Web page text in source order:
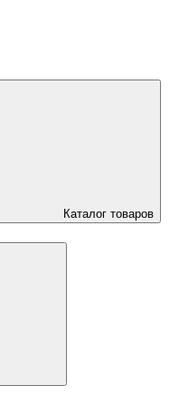
Каталог товаров